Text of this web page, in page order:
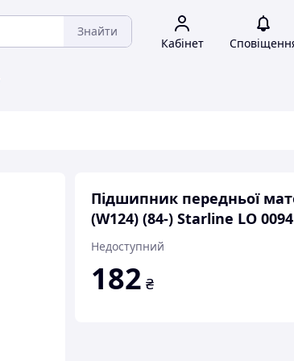
Знайти
Кабінет
Підшипник передньої
(W124) (84-) Starline LO
Недоступний
182 ₴